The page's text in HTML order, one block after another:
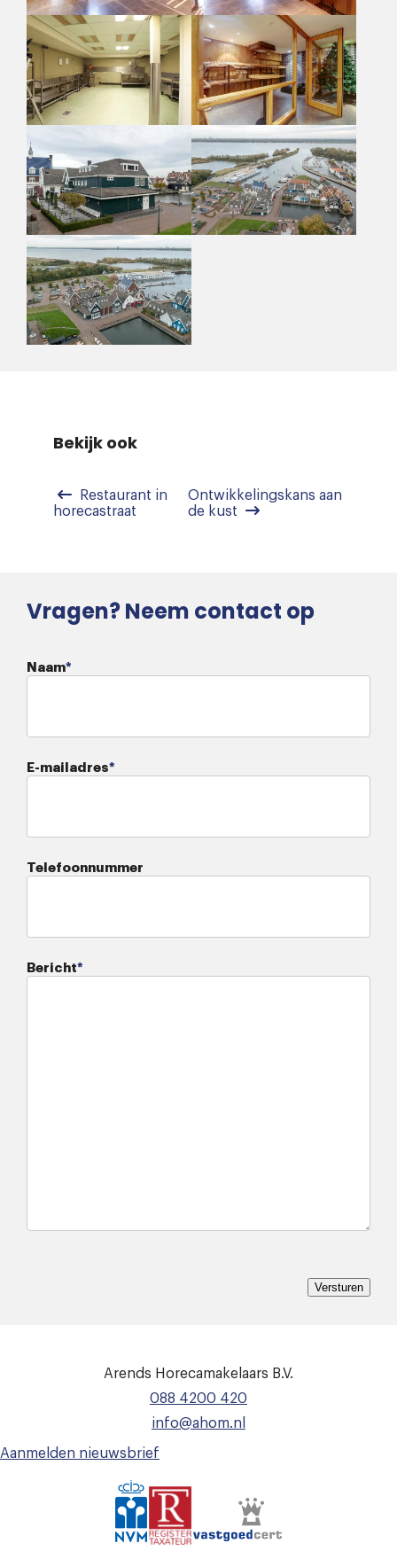
Bekijk ook
Restaurant in
horecastraat
Ontwikkelingskans aan
de kust
Vragen? Neem contact op
Naam*
E-mailadres*
Telefoonnummer
Bericht*
Versturen
Arends Horecamakelaars B.V.
088 4200 420
info@ahom.nl
Aanmelden nieuwsbrief